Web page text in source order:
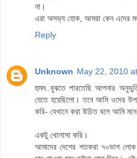
না।
এরা অসভ্য হোক, আমরা কেন
Reply
Unknown May 22, 2010
হুমম..বুঝতে পারতেছি আপনার
যেতে হয়েছিলো। তবে আমি ওদের
করি- যেখানে করা উচিত বলে আমি
একটু খোলাসা করি।
আমাদের দেশের শতকরা ৭০ভাগ লোক